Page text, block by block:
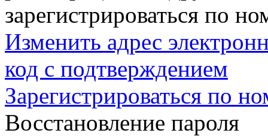
зарегистрироваться по
Изменить адрес
код с подтверждением
Зарегистрироваться по
Восстановление пароля